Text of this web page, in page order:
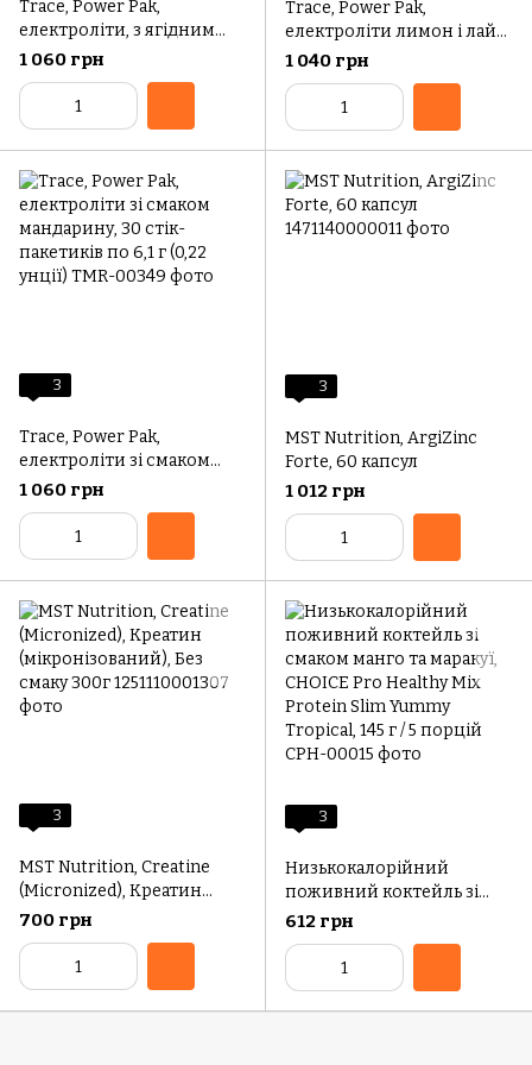
Trace, Power Pak,
електроліти, з ягідним
смаком, 30 стік-пакетиків
по 6,1 г (0,22 унції)
1 060 грн
Trace, Power Pak,
електроліти лимон і лайм,
30 стік-пакетиків по 6,1 г
(0,22 унції)
1 040 грн
3
Trace, Power Pak,
електроліти зі смаком
мандарину, 30 стік-
пакетиків по 6,1 г (0,22
1 060 грн
3
MST Nutrition, ArgiZinc
Forte, 60 капсул
1 012 грн
3
MST Nutrition, Creatine
(Micronized), Креатин
(мікронізований), Без
смаку 300г
700 грн
3
Низькокалорійний
поживний коктейль зі
смаком манго та маракуї,
CHOICE Pro Healthy Mix
Protein Slim Yummy
Tropical, 145 г / 5 порцій
612 грн